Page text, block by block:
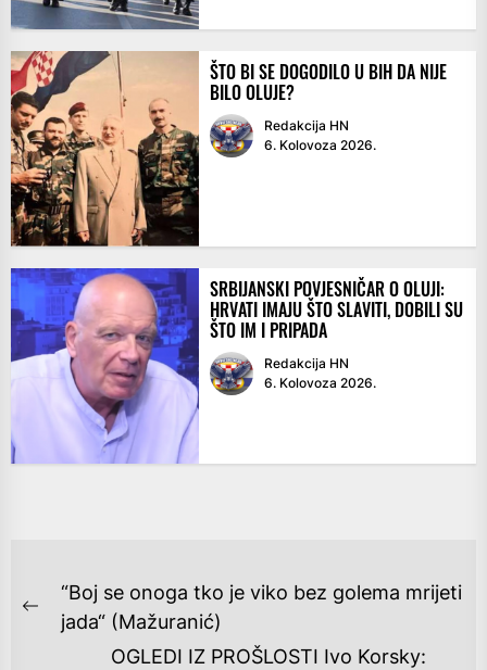
ŠTO BI SE DOGODILO U BIH DA NIJE
BILO OLUJE?
Redakcija HN
6. Kolovoza 2026.
SRBIJANSKI POVJESNIČAR O OLUJI:
HRVATI IMAJU ŠTO SLAVITI, DOBILI SU
ŠTO IM I PRIPADA
Redakcija HN
6. Kolovoza 2026.
NAVIGACIJA
OBJAVA
Previous
“Boj se onoga tko je viko bez golema mrijeti
jada“ (Mažuranić)
OGLEDI IZ PROŠLOSTI Ivo Korsky: